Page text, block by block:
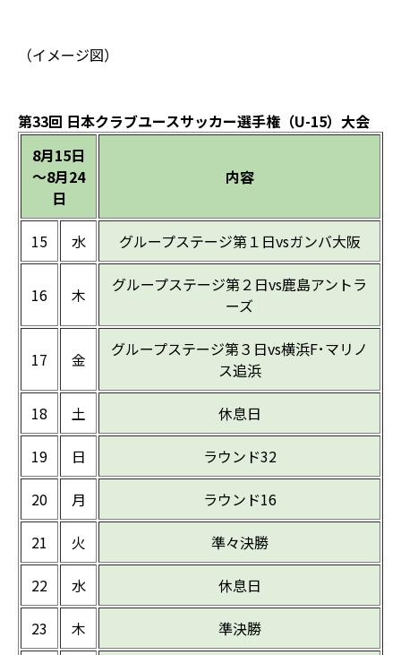
（イメージ図）
第33回 日本クラブユースサッカー選手権（U-15）大会
8月15日
～8月24
日
内容
15 水 グループステージ第１日vsガンバ大阪
16 木
グループステージ第２日vs鹿島アントラ
ーズ
17 金
グループステージ第３日vs横浜F･マリノ
ス追浜
18
土
休息日
19
日
ラウンド32
20
月
ラウンド16
21
火
準々決勝
22
水
休息日
23
木
準決勝